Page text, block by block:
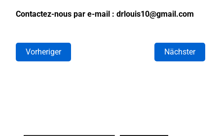
Contactez-nous par e-mail : drlouis10@gmail.com
Vorheriger Nächster